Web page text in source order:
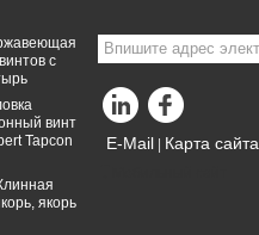
с
винт
Tapcon
якорь
E-Mail | Карта сайта